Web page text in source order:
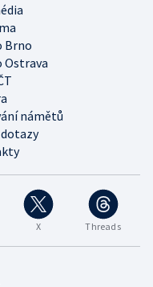
X Threads
Brno
Ostrava
námětů